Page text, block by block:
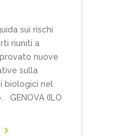
sui rischi
riuniti a
nuove
sulla
biologici nel
GENOVA (ILO